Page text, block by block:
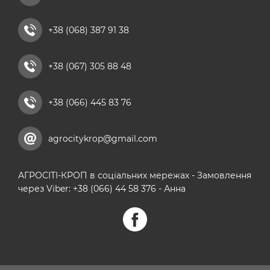
кальцієві добрива+38 (068) 387 91 38
+38 (067) 305 88 48
+38 (066) 445 83 76
agrocitykrop@gmail.com
АГРОСІТІ-КРОП в соціальних мережах - Замовлення
через Viber: +38 (066) 44 58 376 - Анна